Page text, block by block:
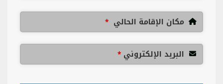
مكان الإقامة الحالي *
البريد الإلكتروني *